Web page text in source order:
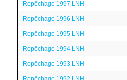
Repêchage 1997 LNH
Repêchage 1996 LNH
Repêchage 1995 LNH
Repêchage 1994 LNH
Repêchage 1993 LNH
Repêchage 1992 LNH